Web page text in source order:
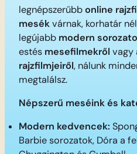
legnépszerűbbonline
mesékvárnak, korhatár
legújabb modern
estés mesefilmekről vagy
rajzfilmjeiről, nálunk
megtalálsz.
Népszerű meséink és
Modern kedvencek:
Barbie sorozatok, Dóra a